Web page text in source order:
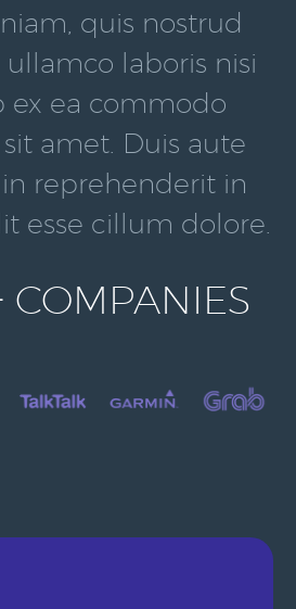
quis nostrud
laboris nisi
ex ea commodo
amet. Duis aute
reprehenderit in
esse cillum dolore.
COMPANIES